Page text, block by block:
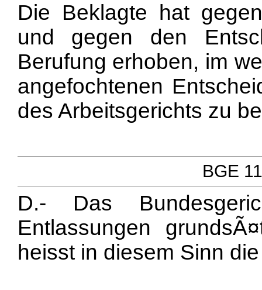
Die Beklagte hat
und gegen den
Berufung erhoben, im
angefochtenen
des Arbeitsgerichts zu
BGE
D.- Das
Entlassungen
heisst in diesem Sinn